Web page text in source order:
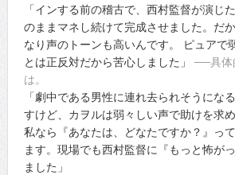
「インする前の稽古で、西村監督が演じ
のままマネし続けて完成させました。だ
なり声のトーンも高いんです。 ピュアで
とは正反対だから苦心しました」 ──具体
は。
「劇中である男性に連れ去られそうにな
すけど、カヲルは弱々しい声で助けを求
私なら『あなたは、どなたですか？』っ
ます。現場でも西村監督に『もっと怖が
ました」